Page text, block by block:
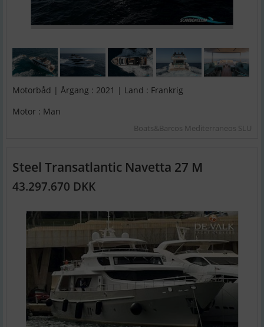
Motorbåd | Årgang : 2021 | Land : Frankrig
Motor : Man
Boats&Barcos Mediterraneos SLU
Steel Transatlantic Navetta 27 M
43.297.670 DKK